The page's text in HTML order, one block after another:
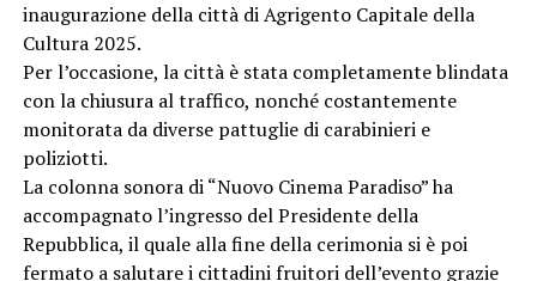
inaugurazione della città di Agrigento Capitale della
Cultura 2025.
Per l’occasione, la città è stata completamente blindata
con la chiusura al traffico, nonché costantemente
monitorata da diverse pattuglie di carabinieri e
poliziotti.
La colonna sonora di “Nuovo Cinema Paradiso” ha
accompagnato l’ingresso del Presidente della
Repubblica, il quale alla fine della cerimonia si è poi
fermato a salutare i cittadini fruitori dell’evento grazie